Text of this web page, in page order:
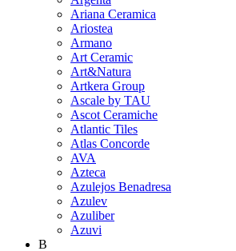
Ariana Ceramica
Ariostea
Armano
Art Ceramic
Art&Natura
Artkera Group
Ascale by TAU
Ascot Ceramiche
Atlantic Tiles
Atlas Concorde
AVA
Azteca
Azulejos Benadresa
Azulev
Azuliber
Azuvi
B